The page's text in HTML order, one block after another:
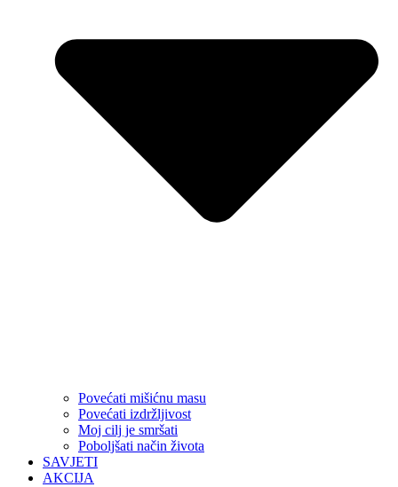
Povećati mišićnu masu
Povećati izdržljivost
Moj cilj je smršati
Poboljšati način života
SAVJETI
AKCIJA